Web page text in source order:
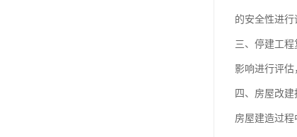
的安全性进行
三、停建工
影响进行评估
四、房屋改建
房屋建造过